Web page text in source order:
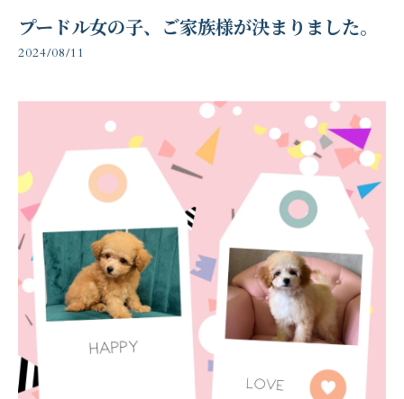
プードル女の子、ご家族様が決まりました。
2024/08/11